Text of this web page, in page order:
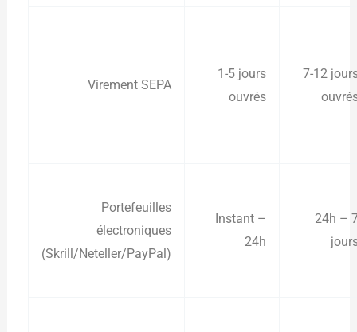
Virement SEPA
1-5 jours
ouvrés
7-12
Portefeuilles
électroniques
(Skrill/Neteller/PayPal)
Instant –
24h
24h –